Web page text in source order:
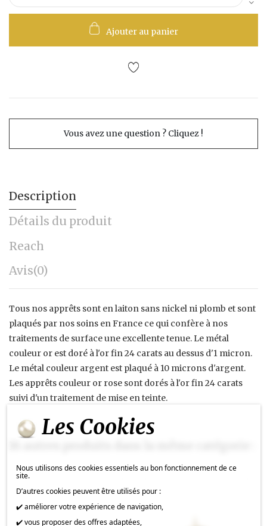
Ajouter au panier
Vous avez une question ? Cliquez !
Description
Détails du produit
Reach
Avis(0)
Tous nos apprêts sont en laiton sans nickel ni plomb et sont
plaqués par nos soins en France ce qui confère à nos
traitements de surface une excellente tenue. Le métal
couleur or est doré à l'or fin 24 carats au dessus d'1 micron.
Le métal couleur argent est plaqué à 10 microns d'argent.
Les apprêts couleur or rose sont dorés à l'or fin 24 carats
suivi d'un traitement de mise en teinte.
Les Cookies
Nous utilisons des cookies essentiels au bon fonctionnement de ce
site.
D’autres cookies peuvent être utilisés pour :
✔️ améliorer votre expérience de navigation,
✔️ vous proposer des offres adaptées,